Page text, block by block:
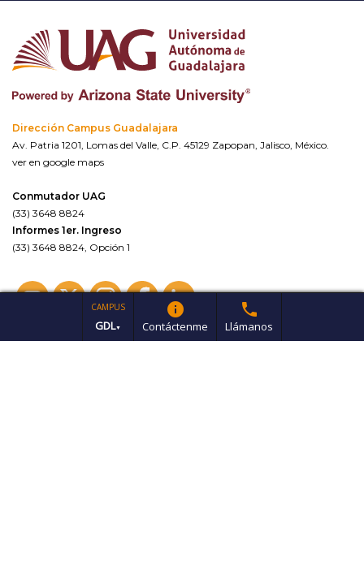
CAMPUS
GDL▼
info
Contáctenme
phone
Llámanos
Dirección Campus Guadalajara
Av. Patria 1201, Lomas del Valle, C.P. 45129 Zapopan, Jalisco, México.
ver en google maps
Conmutador UAG
(33) 3648 8824
Informes 1er. Ingreso
(33) 3648 8824, Opción 1